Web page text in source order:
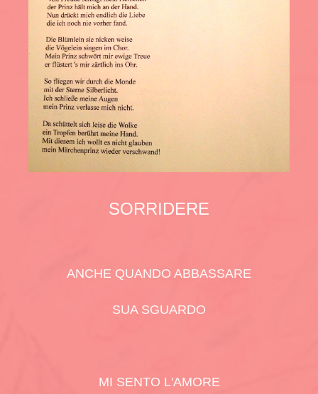
SORRIDERE
ANCHE QUANDO ABBASSARE
SUA SGUARDO
MI SENTO L'AMORE